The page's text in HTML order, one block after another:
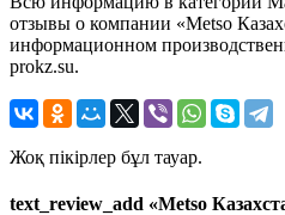
отзывы о компании «Metso
информационном
prokz.su.
Жоқ пікірлер бұл тауар.
text_review_add «Metso